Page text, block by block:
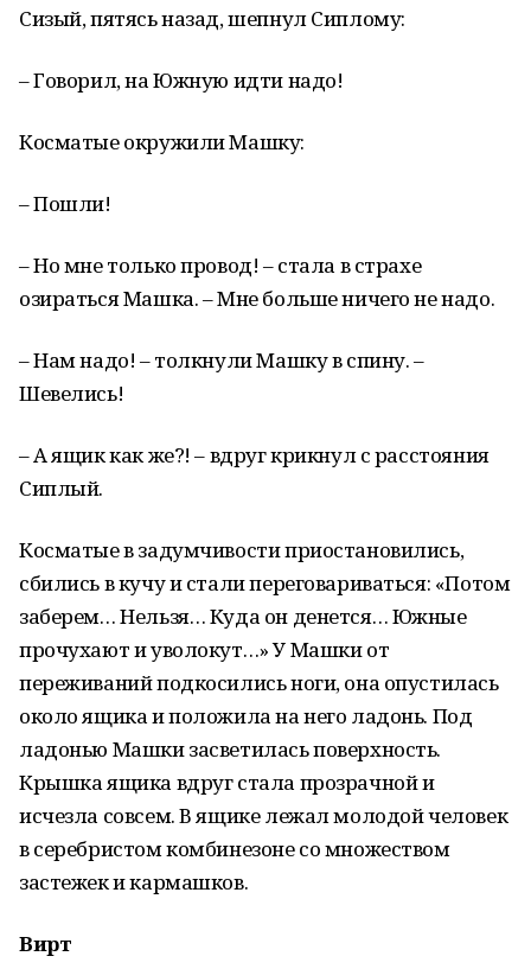
Сизый, пятясь назад, шепнул Сиплому:
– Говорил, на Южную идти надо!
Косматые окружили Машку:
– Пошли!
– Но мне только провод! – стала в страхе
озираться Машка. – Мне больше ничего не надо.
– Нам надо! – толкнули Машку в спину. –
Шевелись!
– А ящик как же?! – вдруг крикнул с расстояния
Сиплый.
Косматые в задумчивости приостановились,
сбились в кучу и стали переговариваться: «Потом
заберем… Нельзя… Куда он денется… Южные
прочухают и уволокут…» У Машки от
переживаний подкосились ноги, она опустилась
около ящика и положила на него ладонь. Под
ладонью Машки засветилась поверхность.
Крышка ящика вдруг стала прозрачной и
исчезла совсем. В ящике лежал молодой человек
в серебристом комбинезоне со множеством
застежек и кармашков.
Вирт